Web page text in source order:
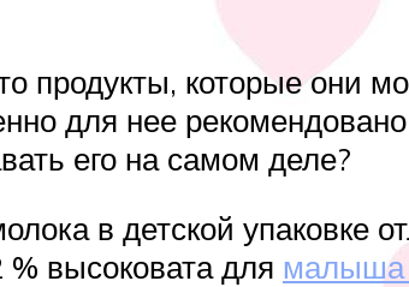
продукты, которые они
для нее
его на самом деле?
в детской упаковке
высоковата для малыша